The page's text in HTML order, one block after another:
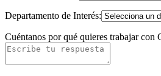
Departamento de Interés:
Cuéntanos por qué quieres trabajar con